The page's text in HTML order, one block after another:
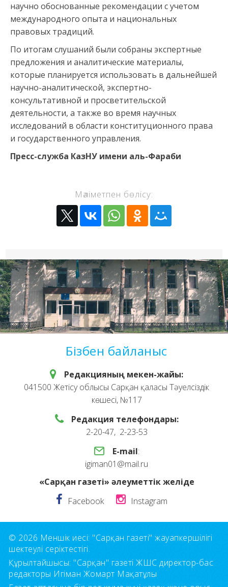
научно обоснованные рекомендации с учетом
международного опыта и национальных
правовых традиций.
По итогам слушаний были собраны экспертные
предложения и аналитические материалы,
которые планируется использовать в дальнейшей
научно-аналитической, экспертно-
консультативной и просветительской
деятельности, а также во время научных
исследований в области конституционного права
и государственного управления.
Пресс-служба КазНУ имени аль-Фараби
Мәліметпен бөлісу:
Бізбен байланыс
Редакцияның мекен-жайы:
041500 Жетісу облысы Сарқан қаласы Тәуелсіздік
көшесі, №117
Редакция телефондары:
2-20-47, 2-23-53
E-mail:
igiman01@mail.ru
«Сарқан газеті» әлеуметтік желіде
Facebook
Instagram
© 2026 Меншік иесі: "Сарқан газеті" жауапкершілігі
шектеулі серіктестігі.
Құрылтайшысы: "Сарқан" газеті ЖШС директор-бас
редакторы Игіман Жомарт Мақатұлы